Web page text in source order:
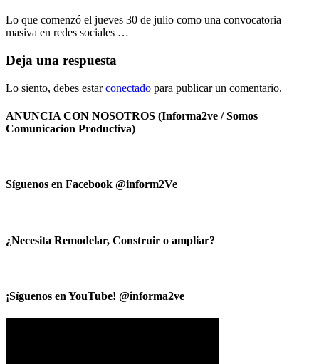
Lo que comenzó el jueves 30 de julio como una convocatoria
masiva en redes sociales …
Deja una respuesta
Lo siento, debes estarconectado para publicar un comentario.
ANUNCIA CON NOSOTROS (Informa2ve / Somos
Comunicacion Productiva)
Síguenos en Facebook @inform2Ve
¿Necesita Remodelar, Construir o ampliar?
¡Síguenos en YouTube! @informa2ve